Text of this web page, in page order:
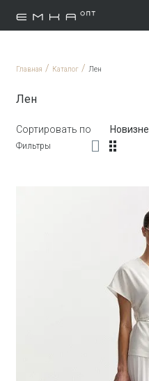
Главная / Каталог / Лен
Лен
Сортировать по Новизне
Фильтры